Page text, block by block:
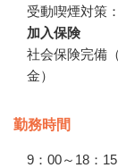
受動喫煙対策
加入保険
社会保険完備
金）
勤務時間
9：00～18：15